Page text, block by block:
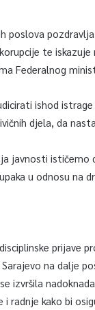
poslova
te
Federalnog
ishod
djela, da
javnosti ističemo
u odnosu na
prijave
na dalje
izvršila
radnje kako bi